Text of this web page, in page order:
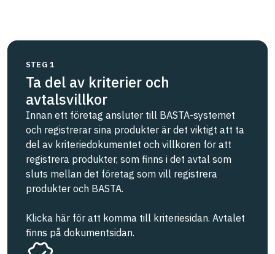
STEG 1
Ta del av kriterier och
avtalsvillkor
Innan ett företag ansluter till BASTA-systemet
och registrerar sina produkter är det viktigt att ta
del av kriteriedokumentet och villkoren för att
registrera produkter, som finns i det avtal som
sluts mellan det företag som vill registrera
produkter och BASTA.
Klicka här för att komma till kriteriesidan. Avtalet
finns på dokumentsidan.